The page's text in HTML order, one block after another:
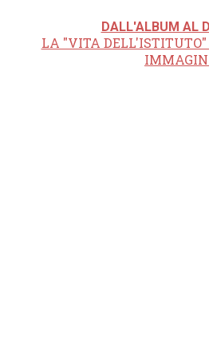
DALL'ALBUM AL
LA "VITA DELL'ISTITUTO"